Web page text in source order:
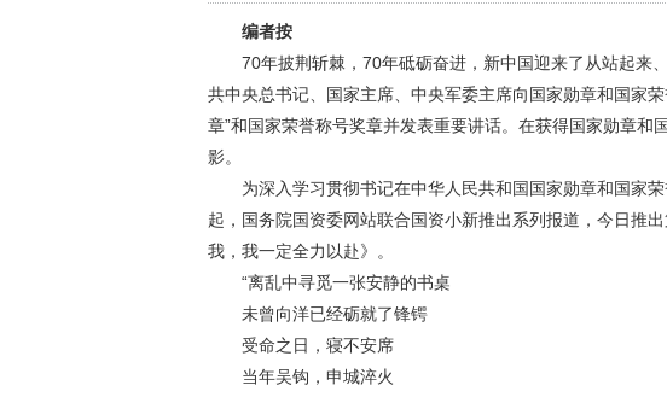
编者按
70年披荆斩棘，70年砥砺奋进，新中国迎来了从站起来
共中央总书记、国家主席、中央军委主席向国家勋章和国家
章”和国家荣誉称号奖章并发表重要讲话。在获得国家勋章和
影。
为深入学习贯彻书记在中华人民共和国国家勋章和国家荣
起，国务院国资委网站联合国资小新推出系列报道，今日推
我，我一定全力以赴》。
“离乱中寻觅一张安静的书桌
未曾向洋已经砺就了锋锷
受命之日，寝不安席
当年吴钩，申城淬火